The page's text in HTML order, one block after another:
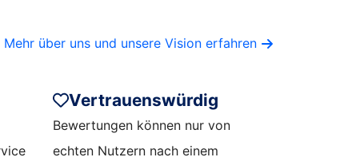
Mehr über uns und unsere Vision erfahren
Vertrauenswürdig
Bewertungen können nur von
echten Nutzern nach einem